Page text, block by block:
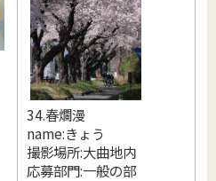
34.春爛漫
name:きょう
撮影場所:大曲地内
応募部門:一般の部